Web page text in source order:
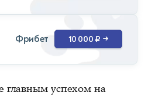
Фрибет 10 000 ₽ →
главным успехом на